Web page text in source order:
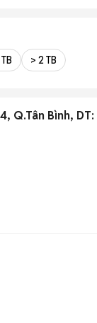
> 2 TB
Q.Tân Bình,